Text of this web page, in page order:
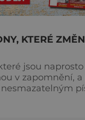
KTERÉ
jsou
v zapomnění,
nesmazatelným
objevu